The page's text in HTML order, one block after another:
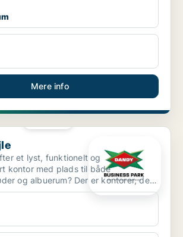
Mere info
et lyst, funktionelt og
kontor med plads til både
Der er kontorer, der